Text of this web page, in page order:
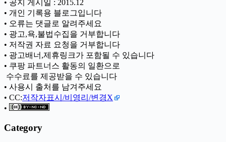
• 공지 게시일 : 2015.12
• 개인 기록용 블로그입니다
• 오류는 댓글로 알려주세요
• 광고,욕,불법수집을 거부합니다
• 저작권 자료 요청을 거부합니다
• 광고배너,제휴링크가 포함될 수 있습니다
• 쿠팡 파트너스 활동의 일환으로
ㅤ 수수료를 제공받을 수 있습니다
• 사용시 출처를 남겨주세요
• CC:저작자표시/비영리/변경X
•
Category